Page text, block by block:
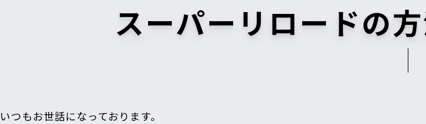
スーパーリロードの
いつもお世話になっております。